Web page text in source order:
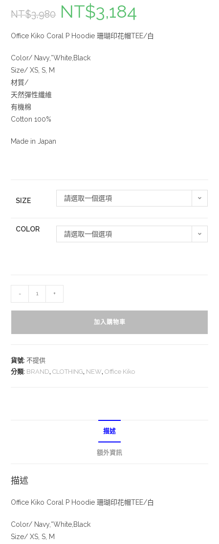
NT$3,980 NT$3,184
Office Kiko Coral P Hoodie 珊瑚印花帽TEE/白
Color/ Navy,*White,Black
Size/ XS, S, M
材質/
天然彈性纖維
有機棉
Cotton 100%
Made in Japan
SIZE 請選取一個選項
COLOR
請選取一個選項
- +
加入購物車
貨號:不提供
分類: BRAND,CLOTHING, NEW,Office Kiko
描述
額外資訊
描述
Office Kiko Coral P Hoodie 珊瑚印花帽TEE/白
Color/ Navy,*White,Black
Size/ XS, S, M